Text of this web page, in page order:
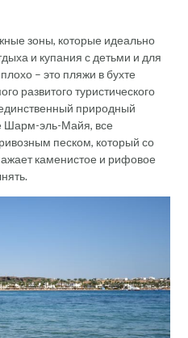
зоны, которые идеально
и купания с детьми и для
– это пляжи в бухте
развитого туристического
природный
Шарм-эль-Майя, все
песком, который со
каменистое и рифовое